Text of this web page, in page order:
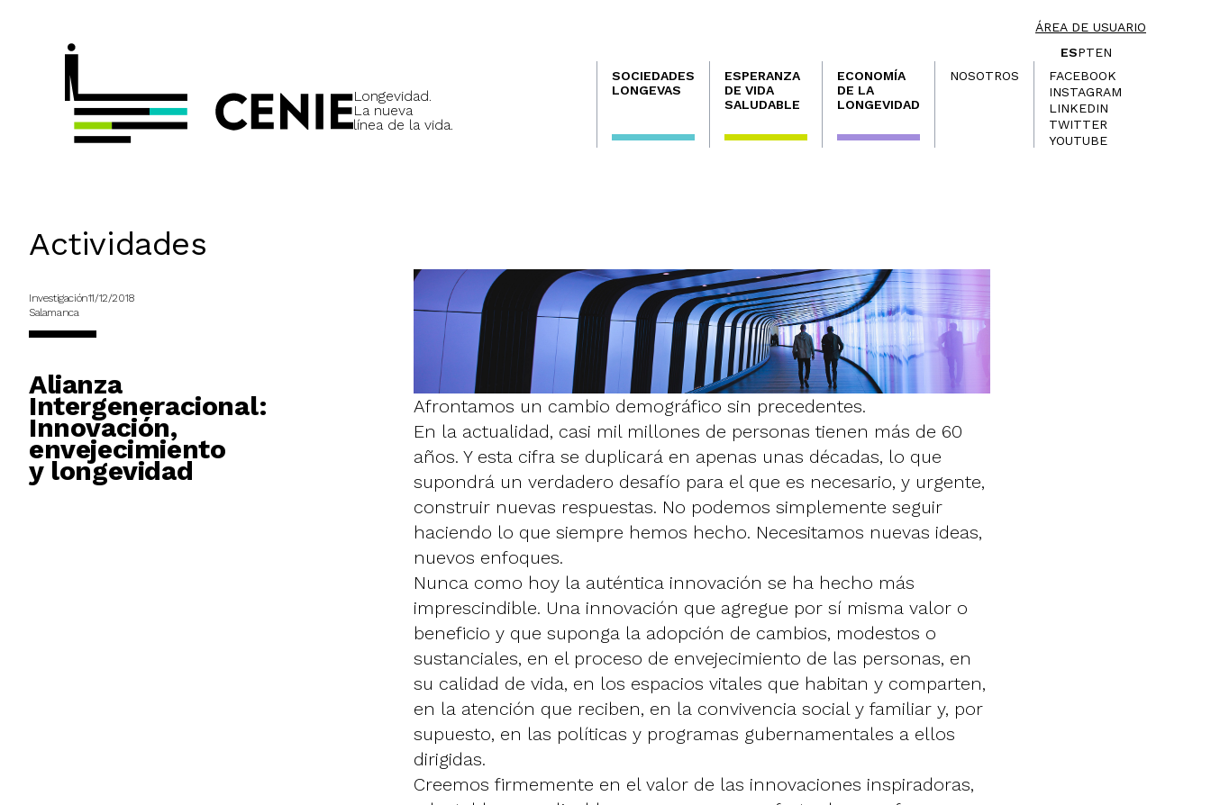
ÁREA DE USUARIO
Longevidad.
La nueva
línea de la vida.
ESPTEN
Navegación
principal
SOCIEDADES
LONGEVAS
ESPERANZA
DE VIDA
SALUDABLE
ECONOMÍA
DE LA
LONGEVIDAD
NOSOTROS
FACEBOOK
INSTAGRAM
LINKEDIN
TWITTER
YOUTUBE
Actividades
Investigación11/12/2018
Salamanca
Alianza
Intergeneracional:
Innovación,
envejecimiento
y longevidad
Afrontamos un cambio demográfico sin precedentes.
En la actualidad, casi mil millones de personas tienen más de 60
años. Y esta cifra se duplicará en apenas unas décadas, lo que
supondrá un verdadero desafío para el que es necesario, y urgente,
construir nuevas respuestas. No podemos simplemente seguir
haciendo lo que siempre hemos hecho. Necesitamos nuevas ideas,
nuevos enfoques.
Nunca como hoy la auténtica innovación se ha hecho más
imprescindible. Una innovación que agregue por sí misma valor o
beneficio y que suponga la adopción de cambios, modestos o
sustanciales, en el proceso de envejecimiento de las personas, en
su calidad de vida, en los espacios vitales que habitan y comparten,
en la atención que reciben, en la convivencia social y familiar y, por
supuesto, en las políticas y programas gubernamentales a ellos
dirigidas.
Creemos firmemente en el valor de las innovaciones inspiradoras,